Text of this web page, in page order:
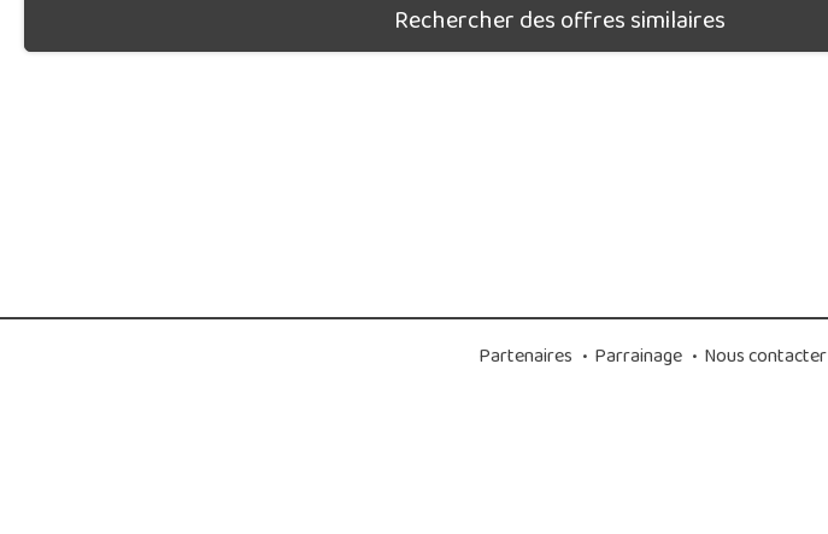
Rechercher des offres similaires
Partenaires • Parrainage • Nous contacter